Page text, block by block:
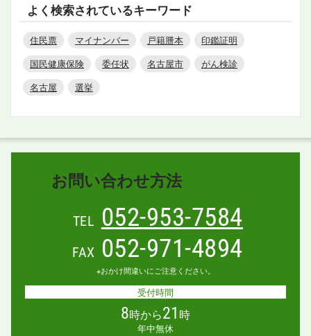
よく検索されているキーワード
住民票 マイナンバー 戸籍謄本
印鑑証明
国民健康保険
委任状 名古屋市
がん検診
名古屋
選挙
お問い合わせ方法
TEL 052-953-7584
FAX 052-971-4894
※おかけ間違いにご注意ください。
受付時間
8時から21 時
年中無休